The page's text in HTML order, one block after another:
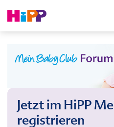
Jetzt im HiPP
registrieren